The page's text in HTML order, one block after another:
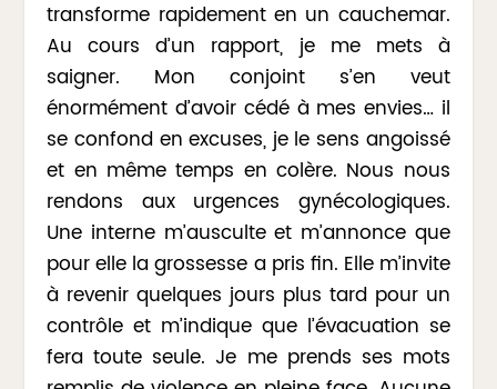
transforme rapidement en un cauchemar.
Au cours d’un rapport, je me mets à
saigner. Mon conjoint s’en veut
énormément d’avoir cédé à mes envies… il
se confond en excuses, je le sens angoissé
et en même temps en colère. Nous nous
rendons aux urgences gynécologiques.
Une interne m’ausculte et m’annonce que
pour elle la grossesse a pris fin. Elle m’invite
à revenir quelques jours plus tard pour un
contrôle et m’indique que l’évacuation se
fera toute seule. Je me prends ses mots